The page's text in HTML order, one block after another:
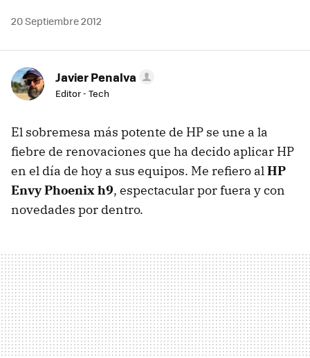
20 Septiembre 2012
Javier Penalva
Editor - Tech
El sobremesa más potente de HP se une a la
fiebre de renovaciones que ha decido aplicar HP
en el día de hoy a sus equipos. Me refiero alHP
Envy Phoenix h9, espectacular por fuera y con
novedades por dentro.